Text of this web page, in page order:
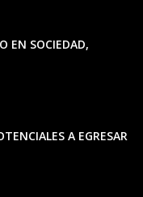
EN SOCIEDAD,
A EGRESAR